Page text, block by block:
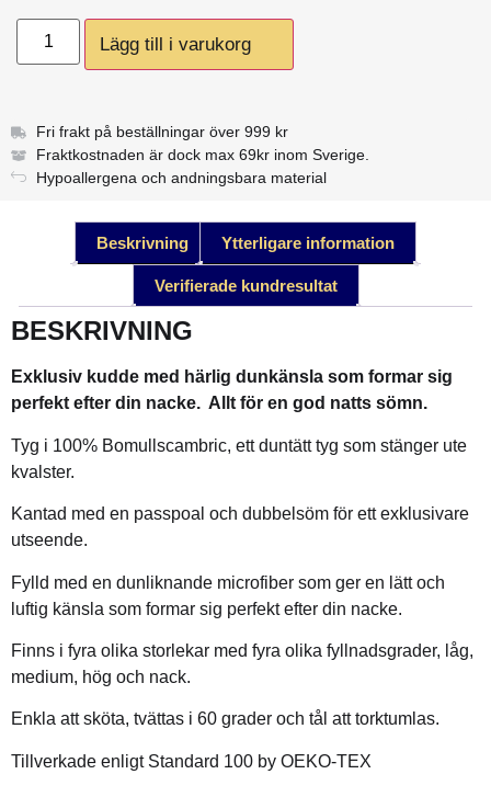
Lägg till i varukorg
Fri frakt på beställningar över 999 kr
Fraktkostnaden är dock max 69kr inom Sverige.
Hypoallergena och andningsbara material
Beskrivning Ytterligare information
Verifierade kundresultat
BESKRIVNING
Exklusiv kudde med härlig dunkänsla som formar sig
perfekt efter din nacke. Allt för en god natts sömn.
Tyg i 100% Bomullscambric, ett duntätt tyg som stänger ute
kvalster.
Kantad med en passpoal och dubbelsöm för ett exklusivare
utseende.
Fylld med en dunliknande microfiber som ger en lätt och
luftig känsla som formar sig perfekt efter din nacke.
Finns i fyra olika storlekar med fyra olika fyllnadsgrader, låg,
medium, hög och nack.
Enkla att sköta, tvättas i 60 grader och tål att torktumlas.
Tillverkade enligt Standard 100 by OEKO-TEX